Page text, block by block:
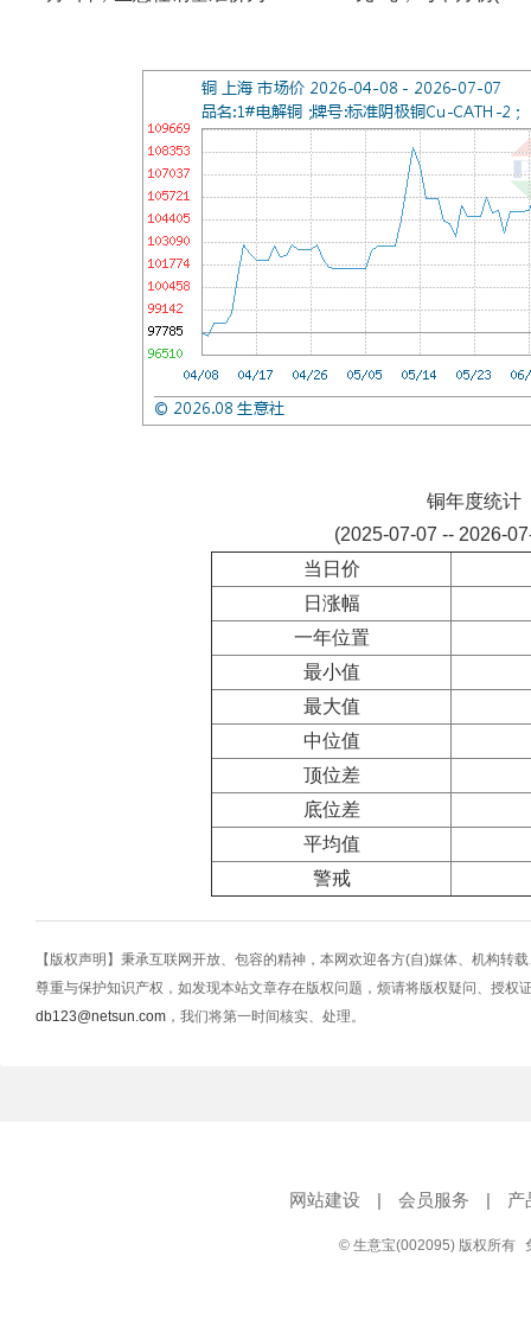
铜年度统计
(2025-07-07 -- 2026-
当日价
日涨幅
一年位置
最小值
最大值
中位值
顶位差
底位差
平均值
警戒
【版权声明】秉承互联网开放、包容的精神，本网欢迎各方(自)媒体、机构转
尊重与保护知识产权，如发现本站文章存在版权问题，烦请将版权疑问、授权
db123@netsun.com ，我们将第一时间核实、处理。
网站建设 | 会员服务 | 产
© 生意宝(002095) 版权所有